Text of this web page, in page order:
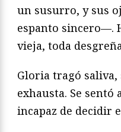
un susurro, y sus
espanto sincero—.
vieja, toda
Gloria tragó saliva,
exhausta. Se sentó
incapaz de decidir